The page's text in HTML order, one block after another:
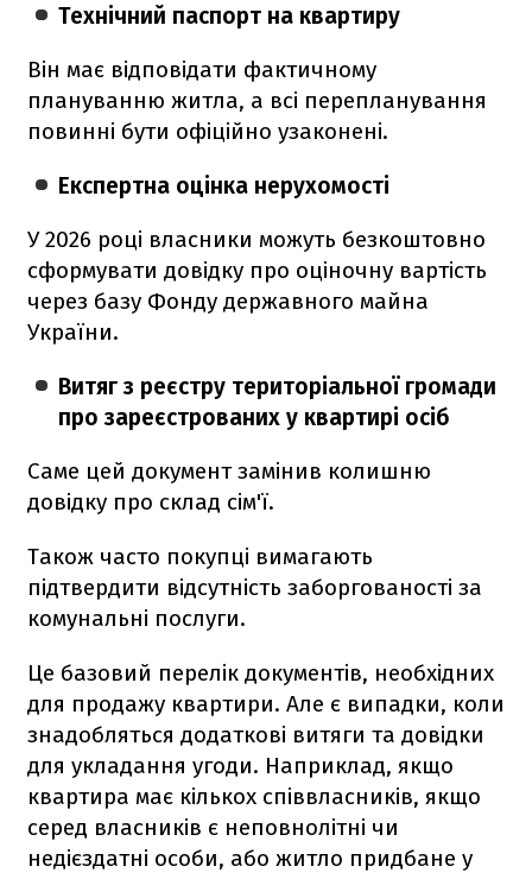
Технічний паспорт на квартиру
Він має відповідати фактичному
плануванню житла, а всі перепланування
повинні бути офіційно узаконені.
Експертна оцінка нерухомості
У 2026 році власники можуть безкоштовно
сформувати довідку про оціночну вартість
через базу Фонду державного майна
України.
Витяг з реєстру територіальної громади
про зареєстрованих у квартирі осіб
Саме цей документ замінив колишню
довідку про склад сім'ї.
Також часто покупці вимагають
підтвердити відсутність заборгованості за
комунальні послуги.
Це базовий перелік документів, необхідних
для продажу квартири. Але є випадки, коли
знадобляться додаткові витяги та довідки
для укладання угоди. Наприклад, якщо
квартира має кількох співвласників, якщо
серед власників є неповнолітні чи
недієздатні особи, або житло придбане у